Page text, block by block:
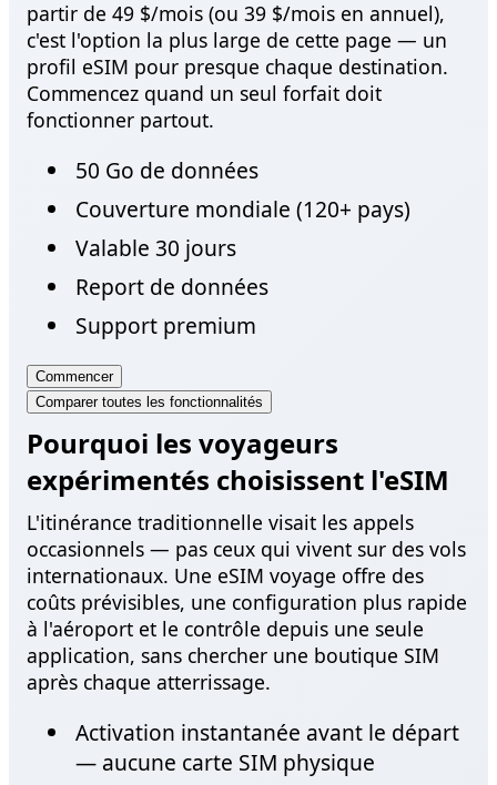
partir de 49 $/mois (ou 39 $/mois en annuel),
c'est l'option la plus large de cette page — un
profil eSIM pour presque chaque destination.
Commencez quand un seul forfait doit
fonctionner partout.
50 Go de données
Couverture mondiale (120+ pays)
Valable 30 jours
Report de données
Support premium
Commencer
Comparer toutes les fonctionnalités
Pourquoi les voyageurs
expérimentés choisissent l'eSIM
L'itinérance traditionnelle visait les appels
occasionnels — pas ceux qui vivent sur des vols
internationaux. Une eSIM voyage offre des
coûts prévisibles, une configuration plus rapide
à l'aéroport et le contrôle depuis une seule
application, sans chercher une boutique SIM
après chaque atterrissage.
Activation instantanée avant le départ
— aucune carte SIM physique